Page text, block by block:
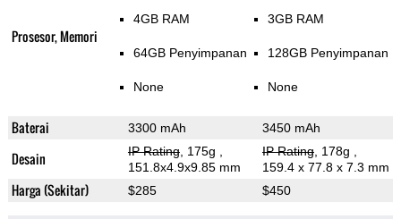
Prosesor, Memori
4GB RAM
64GB Penyimpanan
None
3GB RAM
128GB Penyimpanan
None
Baterai 3300 mAh 3450 mAh
Desain IP Rating, 175g
151.8x4.9x9.85 mm
IP Rating, 178g
159.4 x 77.8 x 7.3 mm
Harga (Sekitar) $285 $450